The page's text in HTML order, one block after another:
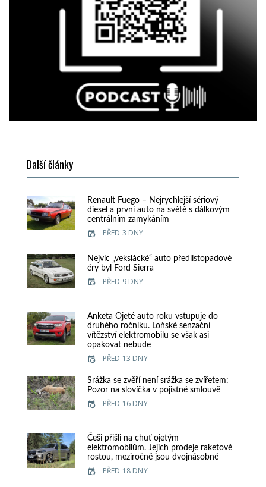
Další články
Renault Fuego – Nejrychlejší sériový
diesel a první auto na světě s dálkovým
centrálním zamykáním
PŘED 3 DNY
Nejvíc „vekslácké“ auto předlistopadové
éry byl Ford Sierra
PŘED 9 DNY
Anketa Ojeté auto roku vstupuje do
druhého ročníku. Loňské senzační
vítězství elektromobilu se však asi
opakovat nebude
PŘED 13 DNY
Srážka se zvěří není srážka se zvířetem:
Pozor na slovíčka v pojistné smlouvě
PŘED 16 DNY
Češi přišli na chuť ojetým
elektromobilům. Jejich prodeje raketově
rostou, meziročně jsou dvojnásobné
PŘED 18 DNY